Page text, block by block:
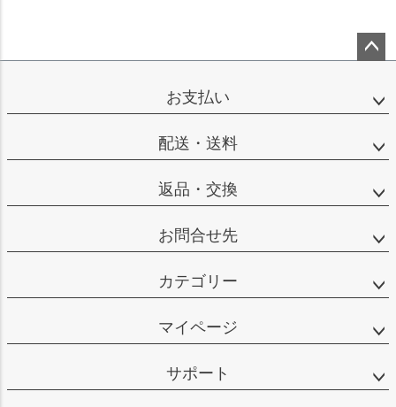
ップ
お支払い
配送・送料
返品・交換
お問合せ先
カテゴリー
マイページ
サポート